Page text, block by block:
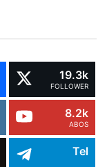
19.3k
FOLLOWER
8.2k
ABOS
Tel